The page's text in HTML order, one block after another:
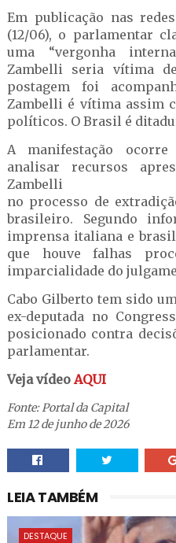
Em publicação nas
(12/06), o parlamentar
uma “vergonha
Zambelli seria vítima
postagem foi
Zambelli é vítima assim
políticos. O Brasil é
A manifestação
analisar recursos
Zambelli
no processo de
brasileiro. Segundo
imprensa italiana e
que houve falhas
imparcialidade do
Cabo Gilberto tem sido
ex-deputada no
posicionado contra
parlamentar.
Veja vídeoAQUI
Fonte: Portal da Capital
Em 12 de junho de 2026
LEIA TAMBÉM
DESTAQUE